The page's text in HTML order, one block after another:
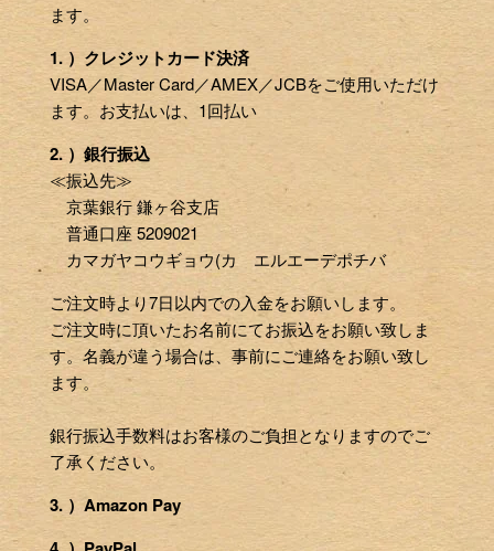
ます。
1. ）クレジットカード決済
VISA／Master Card／AMEX／JCBをご使用いただけ
ます。お支払いは、1回払い
2. ）銀行振込
≪振込先≫
京葉銀行 鎌ヶ谷支店
普通口座 5209021
カマガヤコウギョウ(カ エルエーデポチバ
ご注文時より7日以内での入金をお願いします。
ご注文時に頂いたお名前にてお振込をお願い致しま
す。名義が違う場合は、事前にご連絡をお願い致し
ます。
銀行振込手数料はお客様のご負担となりますのでご
了承ください。
3. ）Amazon Pay